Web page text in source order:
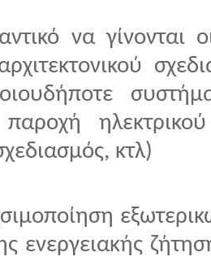
να γίνονται
κτλ)
ενεργειακής